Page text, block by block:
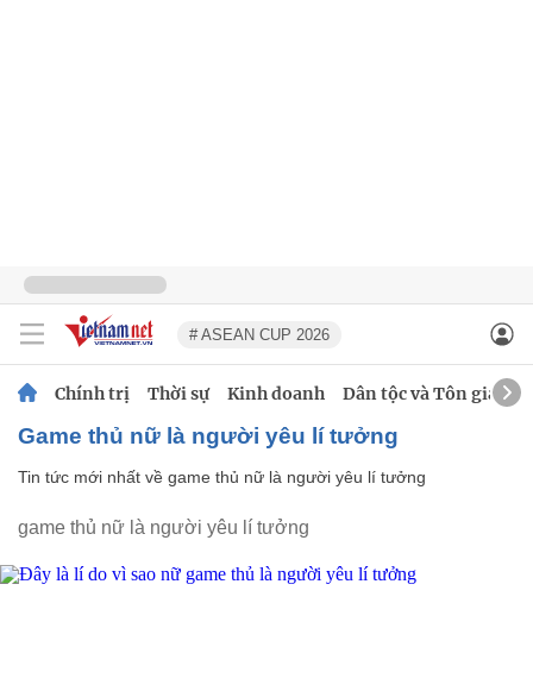
# ASEAN CUP 2026
Chính trị Thời sự Kinh doanh Dân tộc và Tôn giáo
game thủ nữ là người yêu lí tưởng
Tin tức mới nhất về game thủ nữ là người yêu lí tưởng
game thủ nữ là người yêu lí tưởng